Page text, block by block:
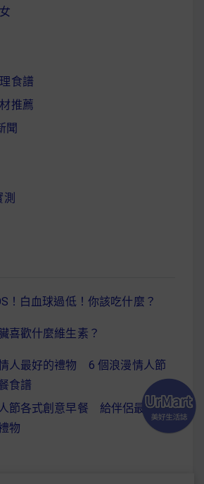
食譜
推薦
聞
！白血球過低！你該吃什麼？
喜歡什麼維生素？
人最好的禮物 6 個浪漫情人節
食譜
節各式創意早餐 給伴侶最驚喜
物